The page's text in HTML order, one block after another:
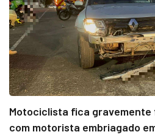
Motociclista fica gravemente
com motorista embriagado